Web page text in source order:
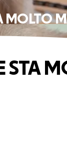
MOLTO
STA